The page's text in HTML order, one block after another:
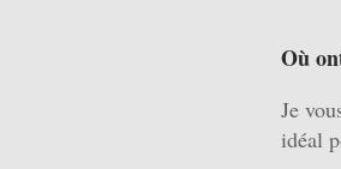
Où
Je
idéal